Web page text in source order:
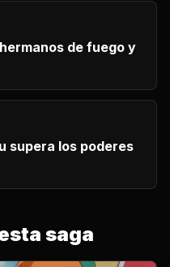
de fuego y
los poderes
saga